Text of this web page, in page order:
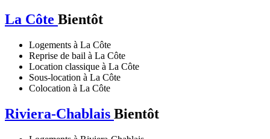
La Côte Bientôt
Logements à La Côte
Reprise de bail à La Côte
Location classique à La Côte
Sous-location à La Côte
Colocation à La Côte
Riviera-Chablais Bientôt